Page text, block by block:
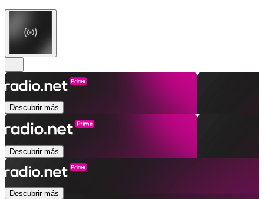
Descubrir más
Descubrir más
Descubrir más